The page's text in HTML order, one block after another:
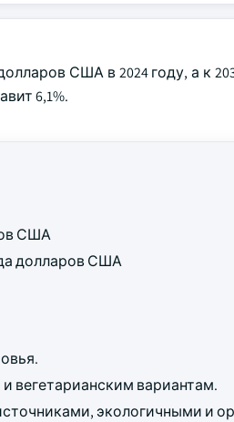
США в 2024 году, а к
6,1%.
США
долларов США
вегетарианским вариантам.
экологичными и